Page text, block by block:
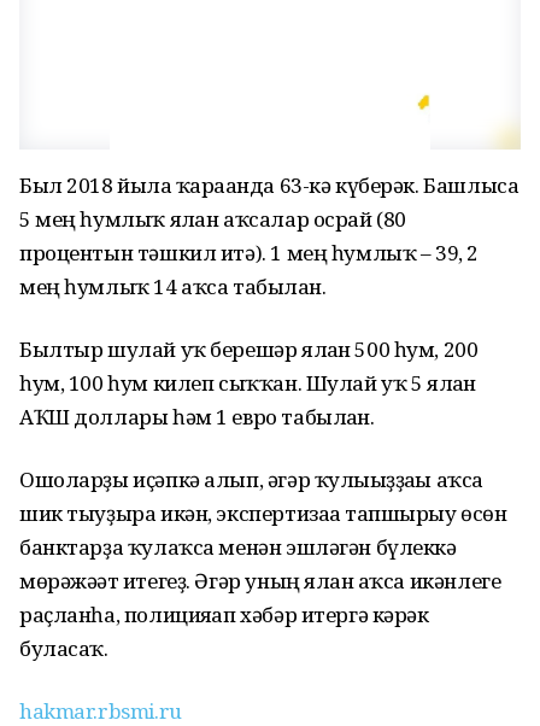
Был 2018 йылға ҡарағанда 63-кә күберәк. Башлыса
5 мең һумлыҡ ялған аҡсалар осрай (80
процентын тәшкил итә). 1 мең һумлыҡ – 39, 2
мең һумлыҡ 14 аҡса табылған.
Былтыр шулай уҡ берешәр ялған 500 һум, 200
һум, 100 һум килеп сыҡҡан. Шулай уҡ 5 ялған
АҠШ доллары һәм 1 евро табылған.
Ошоларҙы иҫәпкә алып, әгәр ҡулығыҙҙағы аҡса
шик тыуҙыра икән, экспертизаға тапшырыу өсөн
банктарҙа ҡулаҡса менән эшләгән бүлеккә
мөрәжәғәт итегеҙ. Әгәр уның ялған аҡса икәнлеге
раҫланһа, полицияғап хәбәр итергә кәрәк
буласаҡ.
hakmar.rbsmi.ru